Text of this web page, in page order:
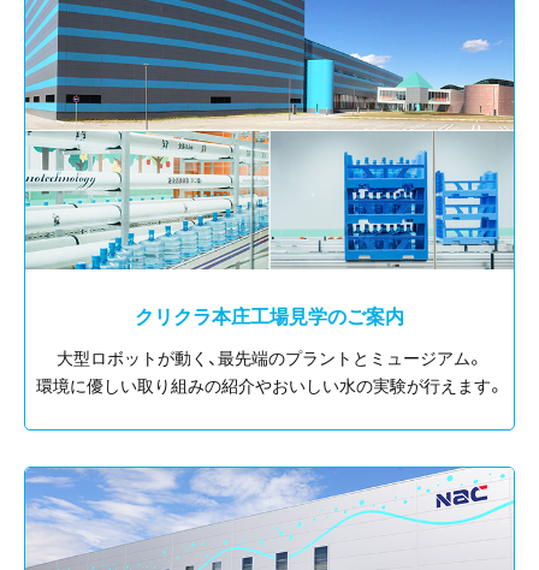
クリクラ本庄工場見学のご案内
大型ロボットが動く、最先端のプラントとミュージアム。
環境に優しい取り組みの紹介やおいしい水の実験が行えます。